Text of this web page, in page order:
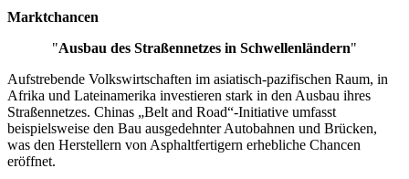
Marktchancen
"Ausbau des Straßennetzes in Schwellenländern"
Aufstrebende Volkswirtschaften im asiatisch-pazifischen Raum, in
Afrika und Lateinamerika investieren stark in den Ausbau ihres
Straßennetzes. Chinas „Belt and Road“-Initiative umfasst
beispielsweise den Bau ausgedehnter Autobahnen und Brücken,
was den Herstellern von Asphaltfertigern erhebliche Chancen
eröffnet.